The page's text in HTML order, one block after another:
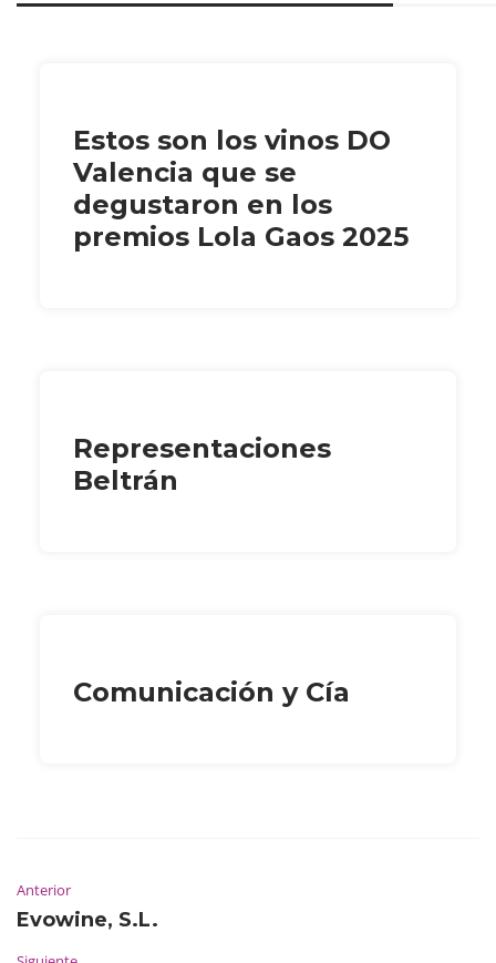
Estos son los vinos DO
Valencia que se
degustaron en los
premios Lola Gaos 2025
Representaciones
Beltrán
Comunicación y Cía
Anterior
Evowine, S.L.